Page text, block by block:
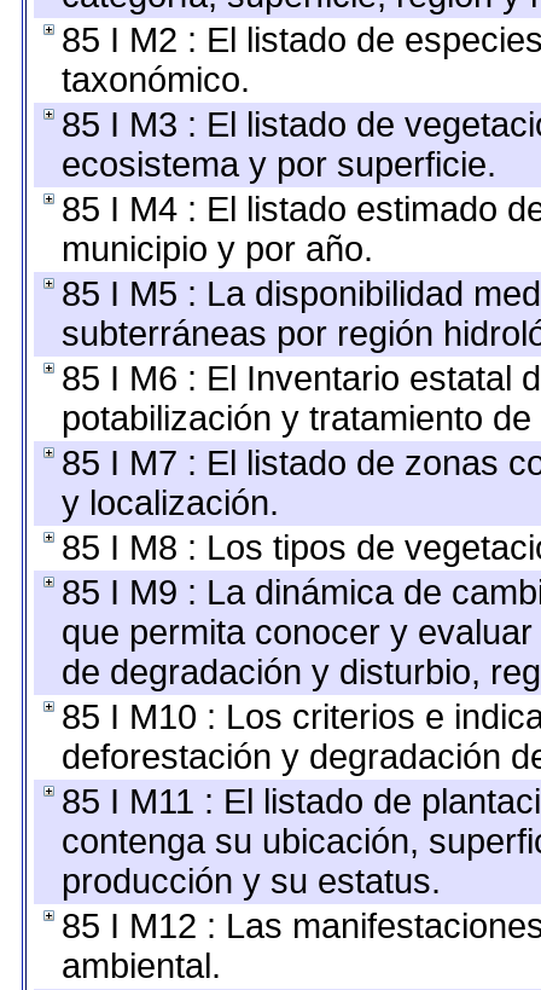
85 I M2 : El listado de
taxonómico.
85 I M3 : El listado de
ecosistema y por superficie.
85 I M4 : El listado estimado
municipio y por año.
85 I M5 : La disponibilidad
subterráneas por región
85 I M6 : El Inventario estatal
potabilización y tratamiento
85 I M7 : El listado de zonas
y localización.
85 I M8 : Los tipos de
85 I M9 : La dinámica de
que permita conocer y
de degradación y disturbio,
85 I M10 : Los criterios e
deforestación y degradación
85 I M11 : El listado de
contenga su ubicación,
producción y su estatus.
85 I M12 : Las
ambiental.